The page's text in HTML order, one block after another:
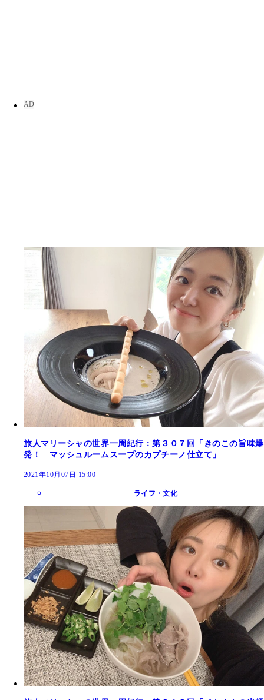
旅人マリーシャの世界一周紀行：第３０７回「きのこの旨味爆
発！ マッシュルームスープのカプチーノ仕立て」
2021年10月07日 15:00
ライフ・文化